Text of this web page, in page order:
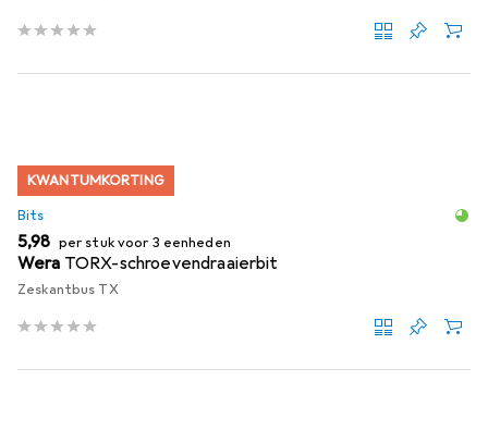
KWANTUMKORTING
Bits
EUR
5,98 per stuk voor 3 eenheden
Wera TORX-schroevendraaierbit
Zeskantbus TX